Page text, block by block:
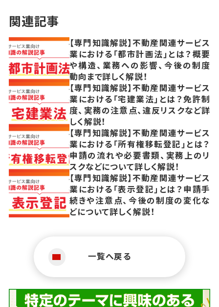
関連記事
【専門知識解説】不動産関連サービス
業における「都市計画法」とは？概要
や構造、業務への影響、今後の制度
動向まで詳しく解説！
【専門知識解説】不動産関連サービス
業における「宅建業法」とは？免許制
度、実務の注意点、違反リスクなど詳
しく解説！
【専門知識解説】不動産関連サービス
業における「所有権移転登記」とは？
申請の流れや必要書類、実務上のリ
スクなどについて詳しく解説！
【専門知識解説】不動産関連サービス
業における「表示登記」とは？申請手
続きや注意点、今後の制度の変化な
どについて詳しく解説！
一覧へ戻る